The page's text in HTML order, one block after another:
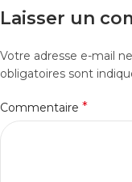
Laisser un
Votre adresse e-mail
obligatoires sont
Commentaire *